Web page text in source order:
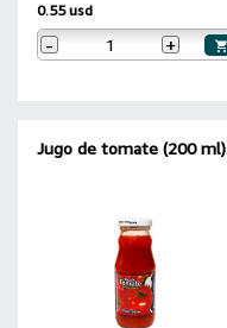
0.55 usd
- +
Jugo de tomate (200 ml)